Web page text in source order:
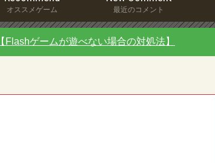
オススメゲーム 最近のコメント
【Flashゲームが遊べない場合の対処法】